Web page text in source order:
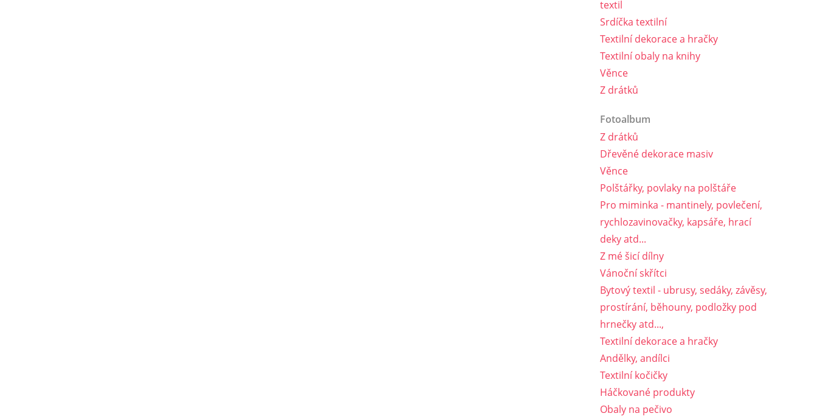
textil
Srdíčka textilní
Textilní dekorace a hračky
Textilní obaly na knihy
Věnce
Z drátků
Fotoalbum
Z drátků
Dřevěné dekorace masiv
Věnce
Polštářky, povlaky na polštáře
Pro miminka - mantinely, povlečení,
rychlozavinovačky, kapsáře, hrací
deky atd...
Z mé šicí dílny
Vánoční skřítci
Bytový textil - ubrusy, sedáky, závěsy,
prostírání, běhouny, podložky pod
hrnečky atd...,
Textilní dekorace a hračky
Andělky, andílci
Textilní kočičky
Háčkované produkty
Obaly na pečivo